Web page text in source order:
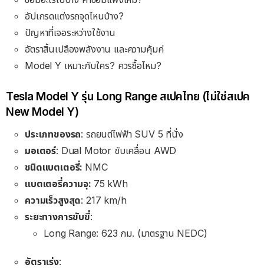
อัปเกรดแต่งรถจุดไหนบ้าง?
ปัญหาที่เจอระหว่างใช้งาน
อัตราสิ้นเปลืองพลังงาน และความคุ้มค่
Model Y เหมาะกับใคร? ควรซื้อไหม?
Tesla Model Y รุ่น Long Range สเปคไทย (ไม่ใช่สเปค
New Model Y)
ประเภทของรถ: รถยนต์ไฟฟ้า SUV 5 ที่นั่ง
มอเตอร์: Dual Motor ขับเคลื่อน AWD
ชนิดแบตเตอรี่: NMC
แบตเตอรี่ความจุ: 75 kWh
ความเร็วสูงสุด: 217 km/h
ระยะทางการขับขี่:
Long Range: 623 กม. (มาตรฐาน NEDC)
อัตราเร่ง: